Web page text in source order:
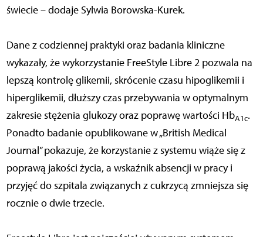
świecie – dodaje Sylwia Borowska-Kurek.
Dane z codziennej praktyki oraz badania kliniczne
wykazały, że wykorzystanie FreeStyle Libre 2 pozwala na
lepszą kontrolę glikemii, skrócenie czasu hipoglikemii i
hiperglikemii, dłuższy czas przebywania w optymalnym
zakresie stężenia glukozy oraz poprawę wartości HbA1c.
Ponadto badanie opublikowane w „British Medical
Journal” pokazuje, że korzystanie z systemu wiąże się z
poprawą jakości życia, a wskaźnik absencji w pracy i
przyjęć do szpitala związanych z cukrzycą zmniejsza się
rocznie o dwie trzecie.